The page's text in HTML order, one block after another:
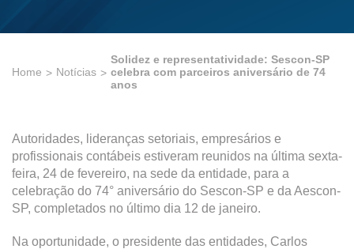
Home Notícias
Solidez e representatividade: Sescon-SP
celebra com parceiros aniversário de 74
anos
Autoridades, lideranças setoriais, empresários e
profissionais contábeis estiveram reunidos na última sexta-
feira, 24 de fevereiro, na sede da entidade, para a
celebração do 74° aniversário do Sescon-SP e da Aescon-
SP, completados no último dia 12 de janeiro.
Na oportunidade, o presidente das entidades, Carlos